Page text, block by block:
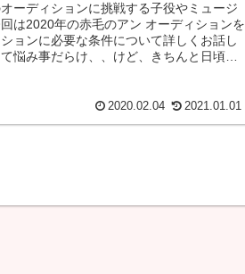
ーディションに挑戦する子役やミュージ
は2020年の赤毛のアン オーディションを
ョンに必要な条件について詳しくお話し
悩み事だらけ、、けど、きちんと日頃か
2020.02.04 2021.01.01